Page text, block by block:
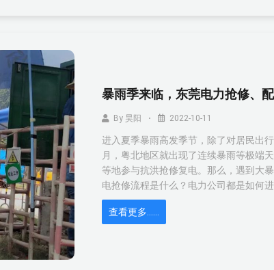
暴雨季来临，东莞电力抢修、
By 昊阳 2022-10-11
进入夏季暴雨高发季节，除了对居民出
月，粤北地区就出现了连续暴雨等极端
等地参与抗洪抢修复电。那么，遇到大
电抢修流程是什么？电力公司都是如何
查看更多……